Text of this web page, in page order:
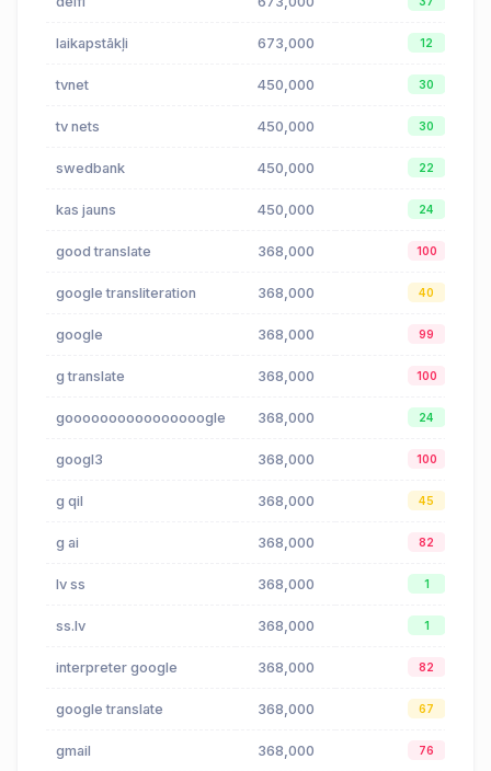
laikapstākļi 673,000 12
tvnet 450,000 30
tv nets 450,000 30
swedbank 450,000 22
kas jauns 450,000 24
good translate 368,000 100
google transliteration 368,000 40
google 368,000 99
g translate 368,000 100
goooooooooooooooogle 368,000 24
googl3 368,000 100
g qil 368,000 45
g ai 368,000 82
lv ss 368,000 1
ss.lv 368,000 1
interpreter google 368,000 82
google translate 368,000 67
gmail 368,000 76